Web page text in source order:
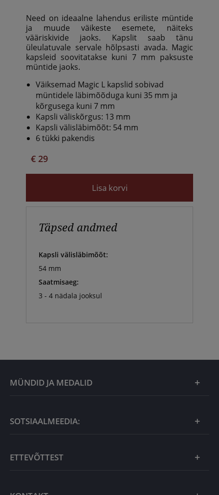
Need on ideaalne lahendus eriliste müntide
ja muude väikeste esemete, näiteks
vääriskivide jaoks. Kapslit saab tänu
üleulatuvale servale hõlpsasti avada. Magic
kapsleid soovitatakse kuni 7 mm paksuste
müntide jaoks.
Väiksemad Magic L kapslid sobivad
müntidele läbimõõduga kuni 35 mm ja
kõrgusega kuni 7 mm
Kapsli väliskõrgus: 13 mm
Kapsli välisläbimõõt: 54 mm
6 tükki pakendis
€ 29
Lisa korvi
Täpsed andmed
Kapsli välisläbimõõt:
54 mm
Saatmisaeg:
3 - 4 nädala jooksul
MÜNDID JA MEDALID
Kuu eripakkumine
Eesti tooted
SOTSIAALMEEDIA:
ETTEVÕTTEST